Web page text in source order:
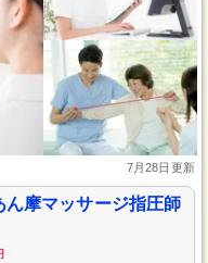
7月28日更新
摩マッサージ指圧師